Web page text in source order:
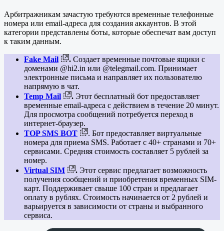
Арбитражникам зачастую требуются временные телефонные
номера или email-адреса для создания аккаунтов. В этой
категории представлены боты, которые обеспечат вам доступ
к таким данным.
Fake Mail . Создает временные почтовые ящики с
доменами @hi2.in или @telegmail.com. Принимает
электронные письма и направляет их пользователю
напрямую в чат.
Temp Mail
. Этот бесплатный бот предоставляет
временные email-адреса с действием в течение 20 минут.
Для просмотра сообщений потребуется переход в
интернет-браузер.
TOP SMS BOT
. Бот предоставляет виртуальные
номера для приема SMS. Работает с 40+ странами и 70+
сервисами. Средняя стоимость составляет 5 рублей за
номер.
Virtual SIM
. Этот сервис предлагает возможность
получения сообщений и приобретения временных SIM-
карт. Поддерживает свыше 100 стран и предлагает
оплату в рублях. Стоимость начинается от 2 рублей и
варьируется в зависимости от страны и выбранного
сервиса.